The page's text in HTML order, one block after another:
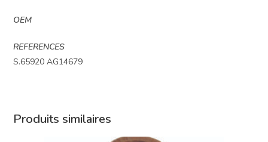
OEM
REFERENCES
S.65920 AG14679
Produits similaires